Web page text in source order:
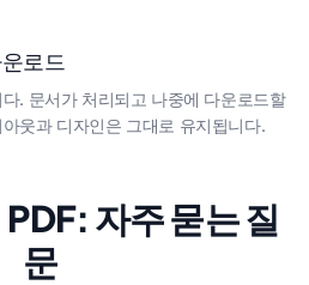
로드
. 문서가 처리되고 나중에 다운로드할
웃과 디자인은 그대로 유지됩니다.
자주 묻는 질
문